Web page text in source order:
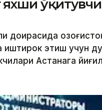
яхши
доирасида
иштирок этиш учун
Астанага